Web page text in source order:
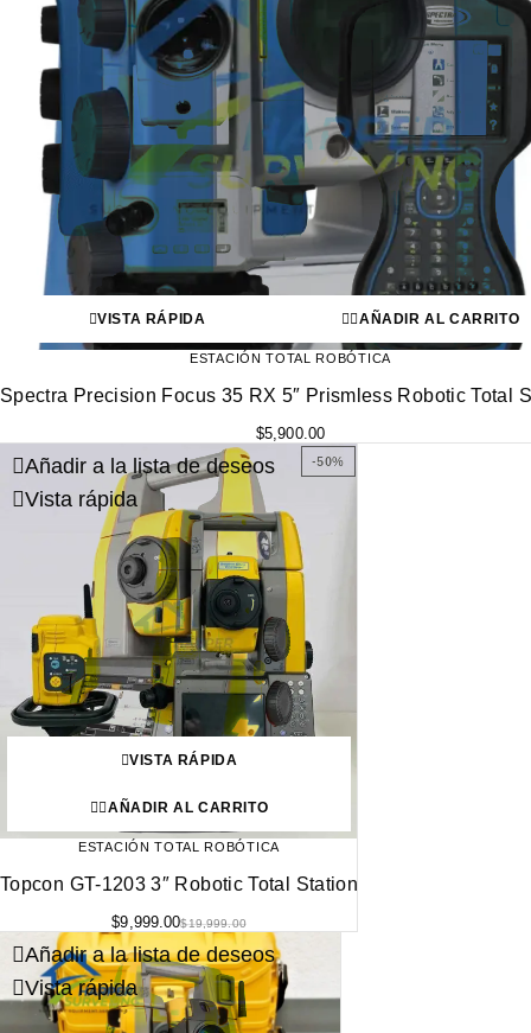
VISTA RÁPIDA AÑADIR AL CARRITO
ESTACIÓN TOTAL ROBÓTICA
Spectra Precision Focus 35 RX 5″ Prismless Robotic Total
$5,900.00
-50%
Añadir a la lista de deseos
Vista rápida
VISTA RÁPIDA
AÑADIR AL CARRITO
ESTACIÓN TOTAL ROBÓTICA
Topcon GT-1203 3″ Robotic Total Station
$19,999.00
$9,999.00
Añadir a la lista de deseos
Vista rápida